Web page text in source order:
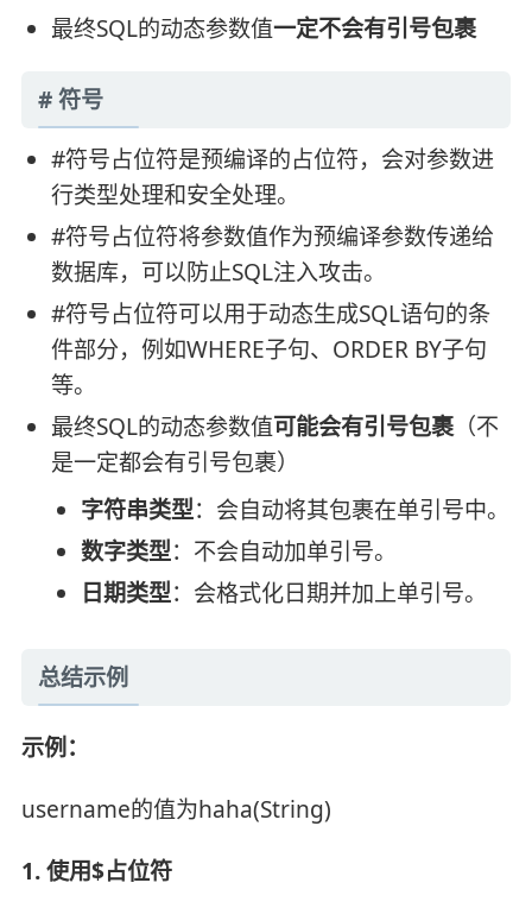
最终SQL的动态参数值一定不会有引号包裹
# 符号
#符号占位符是预编译的占位符，会对参数进
行类型处理和安全处理。
#符号占位符将参数值作为预编译参数传递给
数据库，可以防止SQL注入攻击。
#符号占位符可以用于动态生成SQL语句的条
件部分，例如WHERE子句、ORDER BY子句
等。
最终SQL的动态参数值可能会有引号包裹（不
是一定都会有引号包裹）
字符串类型：会自动将其包裹在单引号中。
数字类型：不会自动加单引号。
日期类型：会格式化日期并加上单引号。
总结示例
示例：
username的值为haha(String)
1. 使用$占位符